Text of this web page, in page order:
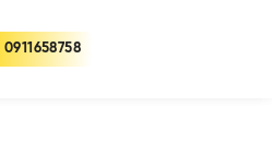
0911658758